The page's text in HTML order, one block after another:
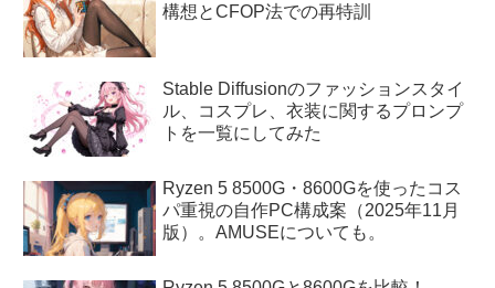
構想とCFOP法での再特訓
Stable Diffusionのファッションスタイ
ル、コスプレ、衣装に関するプロンプ
トを一覧にしてみた
Ryzen 5 8500G・8600Gを使ったコス
パ重視の自作PC構成案（2025年11月
版）。AMUSEについても。